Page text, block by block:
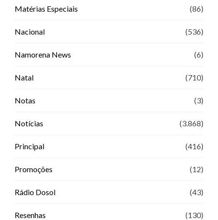
Matérias Especiais (86)
Nacional (536)
Namorena News (6)
Natal (710)
Notas (3)
Notícias (3.868)
Principal (416)
Promoções (12)
Rádio Dosol (43)
Resenhas (130)